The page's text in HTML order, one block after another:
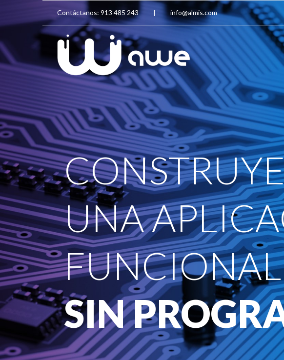
Contáctanos: 913 485 243 | info@almis.com
UNA
FUNCIONAL
SIN